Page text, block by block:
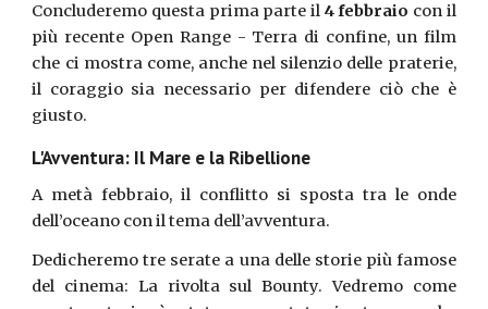
Concluderemo questa prima parte il 4 febbraio con il
più recente Open Range - Terra di confine, un film
che ci mostra come, anche nel silenzio delle praterie,
il coraggio sia necessario per difendere ciò che è
giusto.
L'Avventura: Il Mare e la Ribellione
A metà febbraio, il conflitto si sposta tra le onde
dell’oceano con il tema dell’avventura.
Dedicheremo tre serate a una delle storie più famose
del cinema: La rivolta sul Bounty. Vedremo come